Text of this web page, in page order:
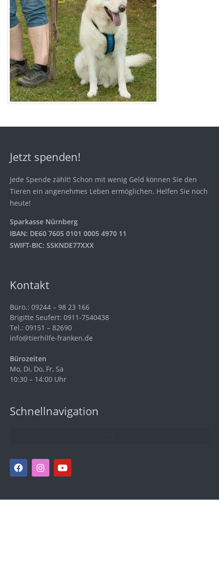
Jetzt spenden!
Jede Spende zählt! Schon mit wenig Geld können Sie den
Tieren ein angenehmes Leben ermöglichen. Helfen Sie noch
heute!
Sparkasse Nürnberg
IBAN: DE60 7605 0101 0005 4970 11
SWIFT-BIC: SSKNDE77XXX
Kontakt
Büro.: 09244 – 98 23 166
Brigitte Seufert: 0911-7540438
Tel.: 09151 – 82690
info@tierhilfe-franken.de
Bürozeiten
Mo, Di, Do, Fr, Sa
10:30 – 14:00 Uhr
Schnellnavigation